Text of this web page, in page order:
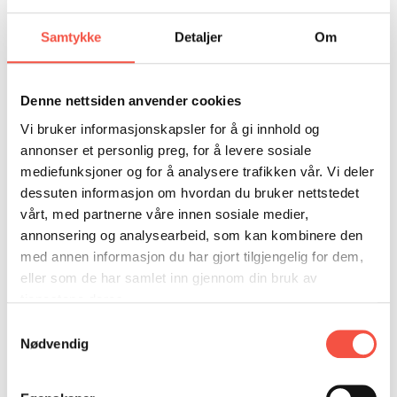
Samtykke Detaljer Om
Denne nettsiden anvender cookies
Vi bruker informasjonskapsler for å gi innhold og
annonser et personlig preg, for å levere sosiale
mediefunksjoner og for å analysere trafikken vår. Vi deler
dessuten informasjon om hvordan du bruker nettstedet
vårt, med partnerne våre innen sosiale medier,
annonsering og analysearbeid, som kan kombinere den
med annen informasjon du har gjort tilgjengelig for dem,
eller som de har samlet inn gjennom din bruk av
Nødvendig
PERSONVERNERKLÆRING
ISHAVSQUIZ
FORTELLINGAR
KONTAKT
OPNINGSTIDER
Reg. merke M 35 SØ
Heimehamn Sandøy
Byggeverft Gemsenhavn, Hardanger
Byggeår 1907
Byggematerial Tre
etter